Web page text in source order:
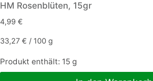
HM Rosenblüten, 15gr
4,99 €
33,27 € / 100 g
Produkt enthält: 15 g